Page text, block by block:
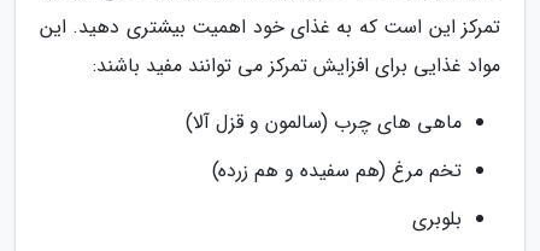
تمرکز این است که به غذای خود اهمیت بیشتری دهید. این
مواد غذایی برای افزایش تمرکز می توانند مفید باشند:
ماهی های چرب (سالمون و قزل آلا)
تخم مرغ (هم سفیده و هم زرده)
بلوبری